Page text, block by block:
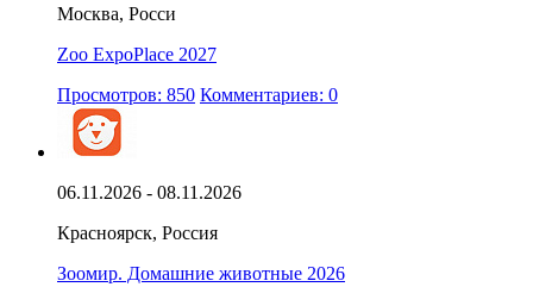
Москва, Росси
Zoo ExpoPlace 2027
Просмотров: 850 Комментариев: 0
06.11.2026 - 08.11.2026
Красноярск, Россия
Зоомир. Домашние животные 2026